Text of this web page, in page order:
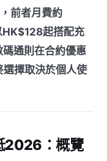
前者月費約
起搭配充
通則在合約優惠
擇取決於個人使
2026：概覽